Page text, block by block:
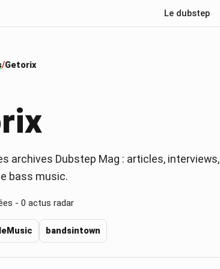
Le dubstep
Getorix
archives Dubstep Mag : articles, interviews,
bass music.
- 0 actus radar
bandsintown